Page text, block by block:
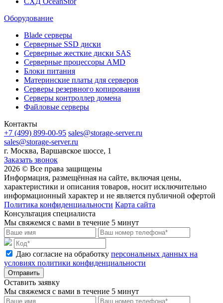
Оборудование
Blade серверы
Серверные SSD диски
Cерверные жесткие диски SAS
Серверные процессоры AMD
Блоки питания
Материнские платы для серверов
Серверы резервного копирования
Серверы контроллер домена
Файловые серверы
Контакты
+7 (499) 899-00-95 sales@storage-server.ru
sales@storage-server.ru
г. Москва, Варшавское шоссе, 1
Заказать звонок
2026 © Все права защищены
Информация, размещённая на сайте, включая цены,
характеристики и описания товаров, носит исключительно
информационный характер и не является публичной офертой
Политика конфиденциальности Карта сайта
Консультация специалиста
Мы свяжемся с вами в течение 5 минут
Даю согласие на обработку персональных данных на
условиях политики конфиденциальности
Отправить
Оставить заявку
Мы свяжемся с вами в течение 5 минут